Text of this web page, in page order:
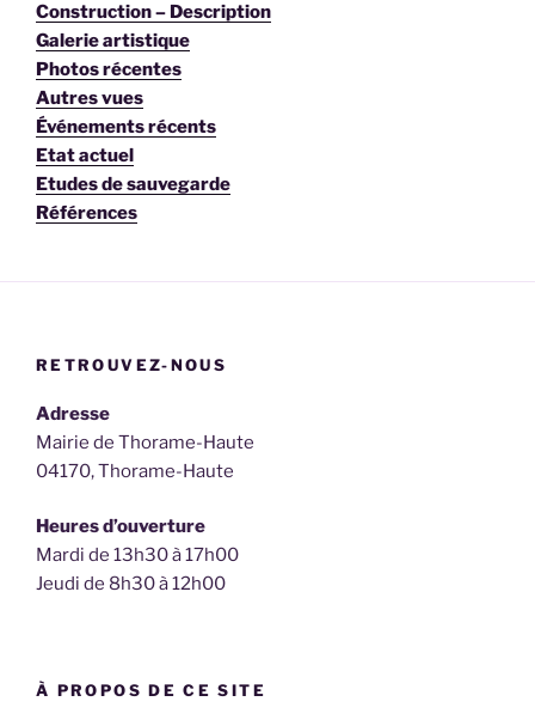
Construction – Description
Galerie artistique
Photos récentes
Autres vues
Événements récents
Etat actuel
Etudes de sauvegarde
Références
RETROUVEZ-NOUS
Adresse
Mairie de Thorame-Haute
04170, Thorame-Haute
Heures d’ouverture
Mardi de 13h30 à 17h00
Jeudi de 8h30 à 12h00
À PROPOS DE CE SITE